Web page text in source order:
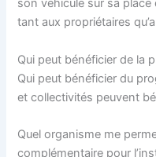
son véhicule sur sa place
tant aux propriétaires
Qui peut bénéficier de la
Qui peut bénéficier du
et collectivités peuvent
Quel organisme me
complémentaire pour